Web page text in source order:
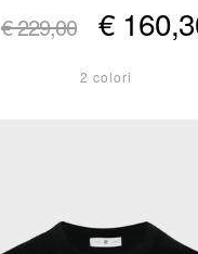
€ 229,00 €
2 colori